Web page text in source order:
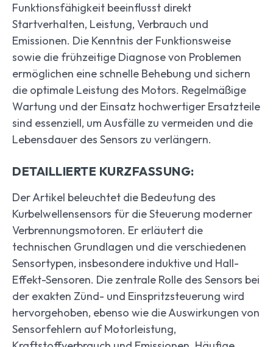
Funktionsfähigkeit beeinflusst direkt
Startverhalten, Leistung, Verbrauch und
Emissionen. Die Kenntnis der Funktionsweise
sowie die frühzeitige Diagnose von Problemen
ermöglichen eine schnelle Behebung und sichern
die optimale Leistung des Motors. Regelmäßige
Wartung und der Einsatz hochwertiger Ersatzteile
sind essenziell, um Ausfälle zu vermeiden und die
Lebensdauer des Sensors zu verlängern.
DETAILLIERTE KURZFASSUNG:
Der Artikel beleuchtet die Bedeutung des
Kurbelwellensensors für die Steuerung moderner
Verbrennungsmotoren. Er erläutert die
technischen Grundlagen und die verschiedenen
Sensortypen, insbesondere induktive und Hall-
Effekt-Sensoren. Die zentrale Rolle des Sensors bei
der exakten Zünd- und Einspritzsteuerung wird
hervorgehoben, ebenso wie die Auswirkungen von
Sensorfehlern auf Motorleistung,